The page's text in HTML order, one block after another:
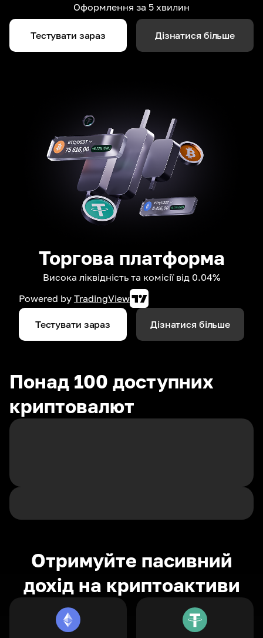
Оформлення за 5 хвилин
Тестувати зараз Дізнатися більше
Торгова платформа
Висока ліквідність та комісії від 0.04%
Powered by TradingView
Тестувати зараз Дізнатися більше
Понад 100 доступних
криптовалют
Отримуйте пасивний
дохід на криптоактиви